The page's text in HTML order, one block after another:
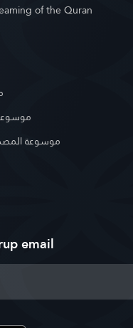
of the Quran
موسوعة
موسوعة
email